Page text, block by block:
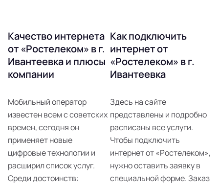
Качество интернета
от «Ростелеком» в г.
Ивантеевка и плюсы
компании
Мобильный оператор
известен всем с советских
времен, сегодня он
применяет новые
цифровые технологии и
расширил список услуг.
Среди достоинств:
Как подключить
интернет от
«Ростелеком» в г.
Ивантеевка
Здесь на сайте
представлены и подробно
расписаны все услуги.
Чтобы подключить
интернет от «Ростелеком»,
нужно оставить заявку в
специальной форме. Заказ